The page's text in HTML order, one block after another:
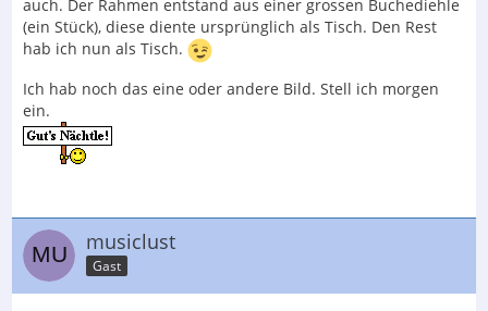
auch. Der Rahmen entstand aus einer grossen Buchediehle
(ein Stück), diese diente ursprünglich als Tisch. Den Rest
hab ich nun als Tisch.
Ich hab noch das eine oder andere Bild. Stell ich morgen
ein.
musiclust
Gast